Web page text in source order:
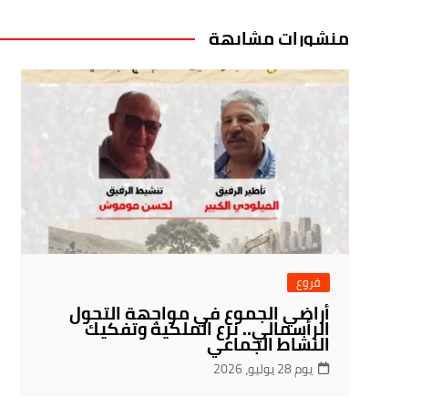
منشورات مشابهة
فروع
أراضي الجموع في مواجهة التحول
الرأسمالي.. نزع الملكية وتفكيك
النشاط الجماعي
يوم 28 يوليو، 2026